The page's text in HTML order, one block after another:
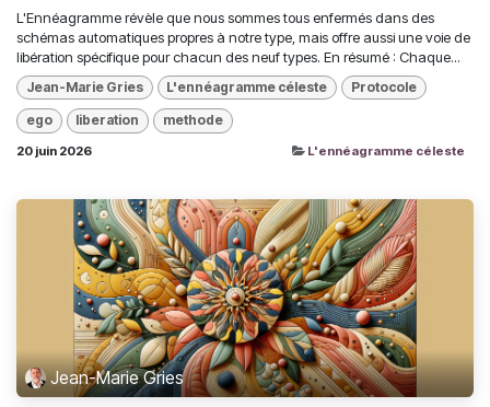
L'Ennéagramme révèle que nous sommes tous enfermés dans des
schémas automatiques propres à notre type, mais offre aussi une voie de
libération spécifique pour chacun des neuf types. En résumé : Chaque...
Jean-Marie Gries L'ennéagramme céleste Protocole
ego liberation methode
20 juin 2026 L'ennéagramme céleste
Jean-Marie Gries